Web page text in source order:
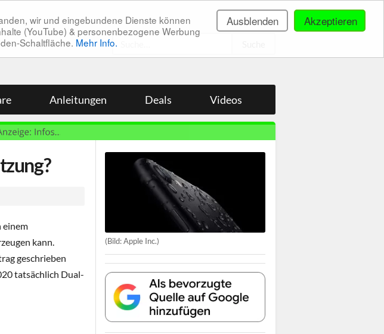
Akzeptieren
Ausblenden
wir und eingebundene Dienste können
(YouTube) & personenbezogene Werbung
Schaltfläche. Mehr Info.
Anleitungen Deals Videos
einem
kann.
geschrieben
tatsächlich Dual-
(Bild: Apple Inc.)